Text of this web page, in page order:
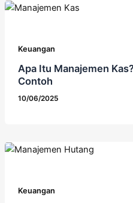
Keuangan
Apa Itu Manajemen
Contoh
10/06/2025
Keuangan